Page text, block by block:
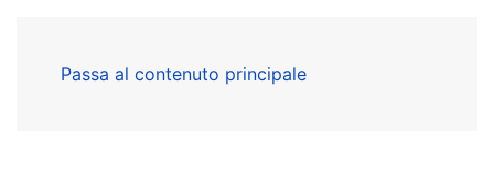
Passa al contenuto principale